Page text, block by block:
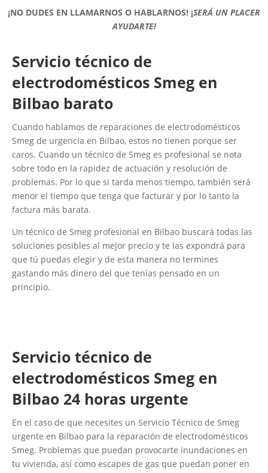
¡NO DUDES EN LLAMARNOS O HABLARNOS! ¡SERÁ UN PLACER
AYUDARTE!
Servicio técnico de
electrodomésticos Smeg en
Bilbao barato
Cuando hablamos de reparaciones de electrodomésticos
Smeg de urgencia en Bilbao, estos no tienen porque ser
caros. Cuando un técnico de Smeg es profesional se nota
sobre todo en la rapidez de actuación y resolución de
problemas. Por lo que si tarda menos tiempo, también será
menor el tiempo que tenga que facturar y por lo tanto la
factura más barata.
Un técnico de Smeg profesional en Bilbao buscará todas las
soluciones posibles al mejor precio y te las expondrá para
que tú puedas elegir y de esta manera no termines
gastando más dinero del que tenías pensado en un
principio.
Servicio técnico de
electrodomésticos Smeg en
Bilbao 24 horas urgente
En el caso de que necesites un Servicio Técnico de Smeg
urgente en Bilbao para la reparación de electrodomésticos
Smeg. Problemas que puedan provocarte inundaciones en
tu vivienda, así como escapes de gas que puedan poner en